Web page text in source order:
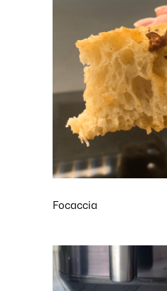
Focaccia